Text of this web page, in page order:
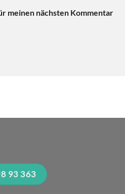
meinen nächsten Kommentar
93 363